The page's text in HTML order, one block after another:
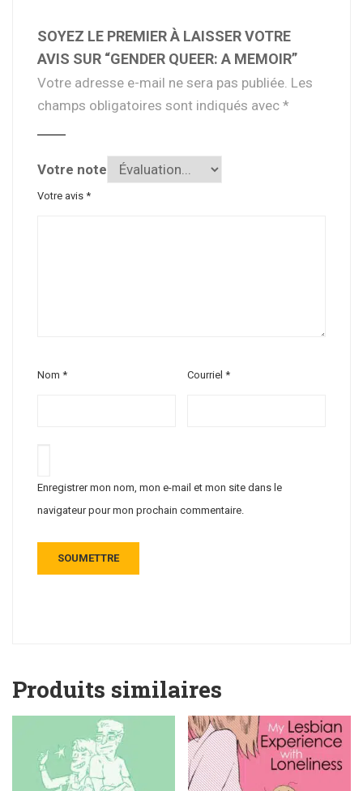
SOYEZ LE PREMIER À LAISSER VOTRE
AVIS SUR “GENDER QUEER: A MEMOIR”
Votre adresse e-mail ne sera pas publiée. Les
champs obligatoires sont indiqués avec *
Votre note
Votre avis *
Nom * Courriel*
Enregistrer mon nom, mon e-mail et mon site dans le
navigateur pour mon prochain commentaire.
Produits similaires